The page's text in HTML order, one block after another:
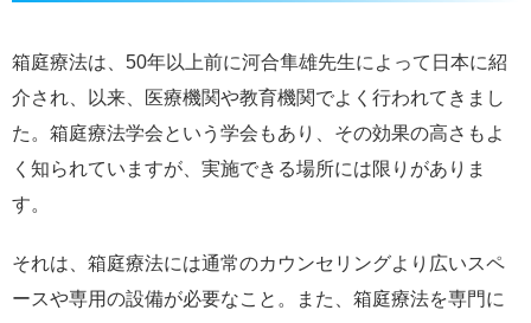
箱庭療法は、50年以上前に河合隼雄先生によって日本に紹
介され、以来、医療機関や教育機関でよく行われてきまし
た。箱庭療法学会という学会もあり、その効果の高さもよ
く知られていますが、実施できる場所には限りがありま
す。
それは、箱庭療法には通常のカウンセリングより広いスペ
ースや専用の設備が必要なこと。また、箱庭療法を専門に